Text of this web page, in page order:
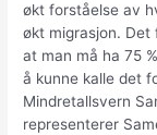
økt forståelse av
økt migrasjon. Det
at man må ha 75
å kunne kalle det
Mindretallsvern
representerer